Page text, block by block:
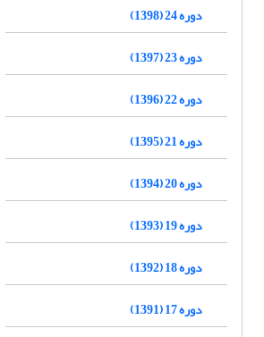
دوره 24 (1398)
دوره 23 (1397)
دوره 22 (1396)
دوره 21 (1395)
دوره 20 (1394)
دوره 19 (1393)
دوره 18 (1392)
دوره 17 (1391)